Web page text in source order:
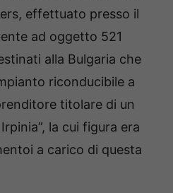
effettuato presso il
ad oggetto 521
alla Bulgaria che
riconducibile a
titolare di un
la cui figura era
a carico di questa